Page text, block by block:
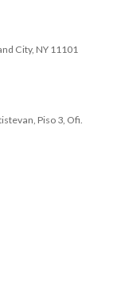
City, NY 11101
Piso 3, Ofi.